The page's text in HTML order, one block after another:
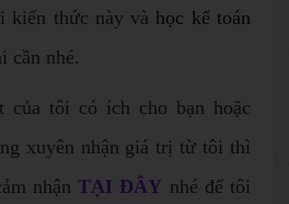
kiến thức này và học kế toán
cần nhé.
của tôi có ích cho bạn hoặc
xuyên nhận giá trị từ tôi thì
nhậnTẠI ĐÂY nhé để tôi